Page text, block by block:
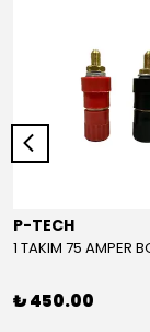
P-TECH
₺ 450.00